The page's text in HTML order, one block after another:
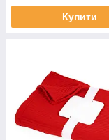
Купити